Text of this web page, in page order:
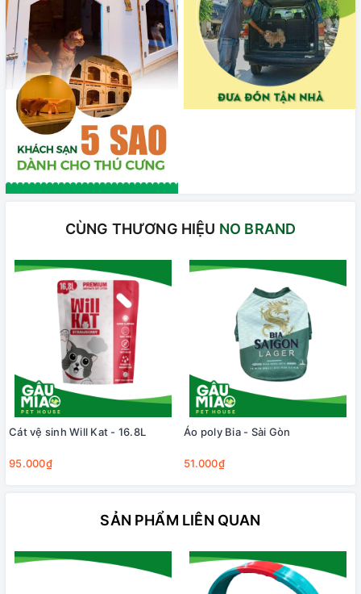
CÙNG THƯƠNG HIỆU NO BRAND
Cát vệ sinh Will Kat - 16.8L
95.000₫
Áo poly Bia - Sài Gòn
51.000₫
SẢN PHẨM LIÊN QUAN